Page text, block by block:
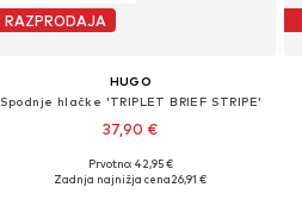
RAZPRODAJA
HUGO
Spodnje hlačke 'TRIPLET BRIEF STRIPE'
37,90 €
Razpoložljive velikosti: XS, S, M, L, XL, XXL
Prvotno: 42,95 €
Zadnja najnižja cena26,91 €